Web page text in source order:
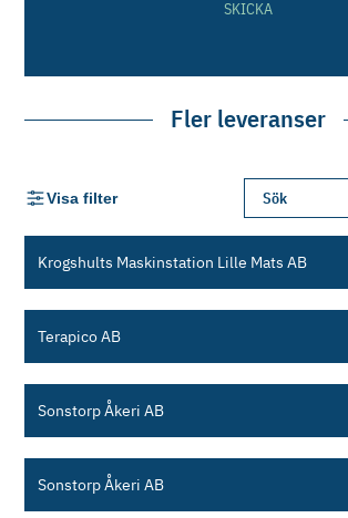
SKICKA
Fler leveranser
Visa filter
Krogshults Maskinstation Lille Mats AB
Terapico AB
Sonstorp Åkeri AB
Sonstorp Åkeri AB